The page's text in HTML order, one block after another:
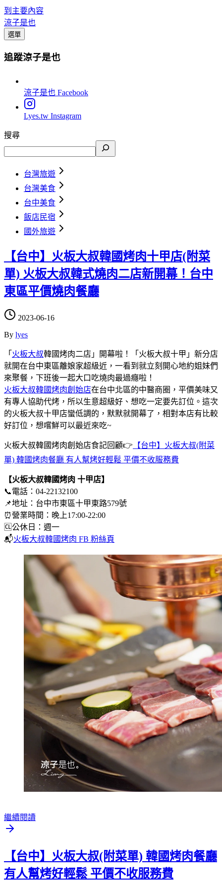
到主要內容
涼子是也
選單
追蹤涼子是也
涼子是也 Facebook
Lyes.tw Instagram
搜尋
台灣旅遊
台灣美食
台中美食
飯店民宿
國外旅遊
【台中】火板大叔韓國烤肉十甲店(附菜
單) 火板大叔韓式燒肉二店新開幕！台中
東區平價燒肉餐廳
2023-06-16
By lyes
「 火板大叔韓國烤肉二店」開幕啦！「火板大叔十甲」新分店
就開在台中東區離娘家超級近，一看到就立刻開心地約姐妹們
來聚餐，下班後一起大口吃燒肉最過癮啦！
火板大叔韓國烤肉創始店在台中北區的中醫商圈，平價美味又
有專人協助代烤，所以生意超級好、想吃一定要先訂位。這次
的火板大叔十甲店蠻低調的，默默就開幕了，相對本店有比較
好訂位，想嚐鮮可以最近來吃~
火板大叔韓國烤肉創始店食記回顧👉 【台中】火板大叔(附菜
單) 韓國烤肉餐廳 有人幫烤好輕鬆 平價不收服務費
【火板大叔韓國烤肉 十甲店】
📞電話：04-22132100
📌地址：台中市東區十甲東路579號
⏰營業時間：晚上17:00-22:00
🆑公休日：週一
📬火板大叔韓國烤肉 FB 粉絲頁
繼續閱讀
【台中】火板大叔(附菜單) 韓國烤肉餐廳
有人幫烤好輕鬆 平價不收服務費